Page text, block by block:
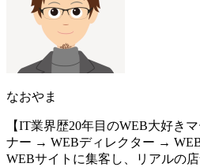
なおやま
【IT業界歴20年目のWEB大好き
ナー → WEBディレクター →
WEBサイトに集客し、リアルの